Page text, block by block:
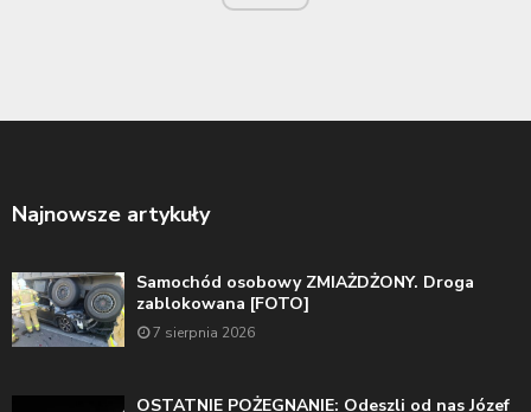
Najnowsze artykuły
Samochód osobowy ZMIAŻDŻONY. Droga
zablokowana [FOTO]
7 sierpnia 2026
OSTATNIE POŻEGNANIE: Odeszli od nas Józef